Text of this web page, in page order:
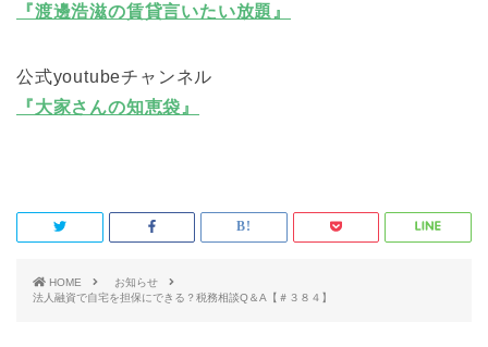
『渡邊浩滋の賃貸言いたい放題』
公式youtubeチャンネル
『大家さんの知恵袋』
HOME
お知らせ
法人融資で自宅を担保にできる？税務相談Q＆A【＃３８４】